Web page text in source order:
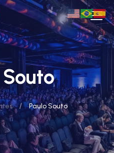
/ Paulo Souto